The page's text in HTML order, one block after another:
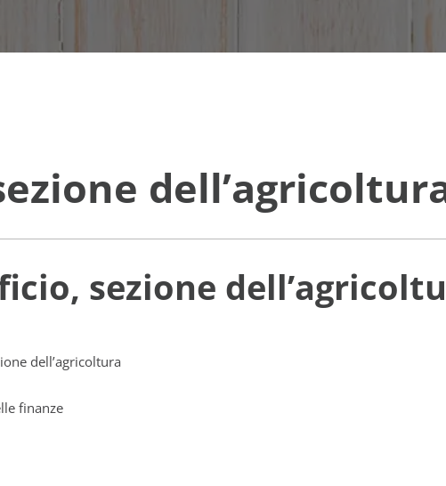
sezione
dell’agricoltura
finanze